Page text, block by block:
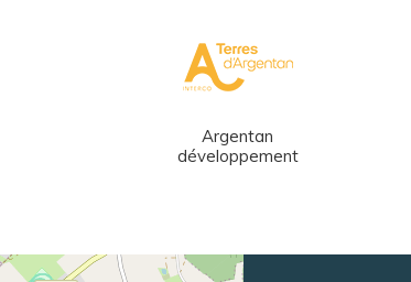
Argentan
développement